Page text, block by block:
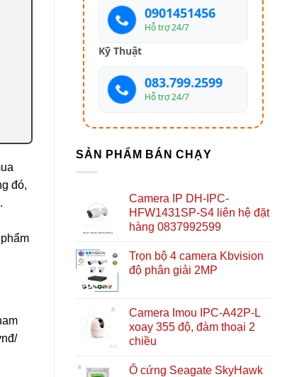
đó,
0901451456
Hỗ trợ 24/7
Kỹ Thuật
083.799.2599
Hỗ trợ 24/7
SẢN PHẨM BÁN CHẠY
Camera IP DH-IPC-
HFW1431SP-S4 liên hệ đặt
hàng 0837992599
Trọn bộ 4 camera Kbvision
độ phân giải 2MP
Camera Imou IPC-A42P-L
xoay 355 độ, đàm thoại 2
chiều
Ổ cứng Seagate SkyHawk